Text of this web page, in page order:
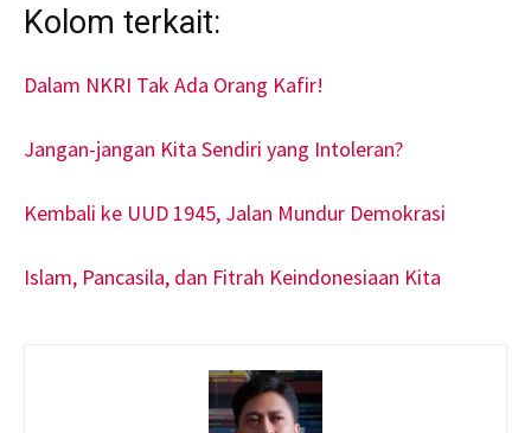
Kolom terkait:
Dalam NKRI Tak Ada Orang Kafir!
Jangan-jangan Kita Sendiri yang Intoleran?
Kembali ke UUD 1945, Jalan Mundur Demokrasi
Islam, Pancasila, dan Fitrah Keindonesiaan Kita